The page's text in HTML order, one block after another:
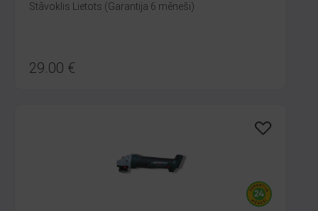
Stāvoklis Lietots (Garantija 6 mēneši)
29.00 €